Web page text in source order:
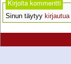
Kirjoita kommentti
Sinun täytyy